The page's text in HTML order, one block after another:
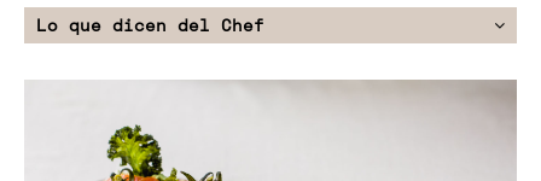
Lo que dicen del Chef